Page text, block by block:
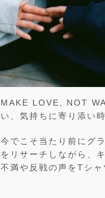
MAKE LOVE, NOT
い、気持ちに寄り添い
今でこそ当たり前にグ
をリサーチしながら、
不満や反戦の声をTシャ